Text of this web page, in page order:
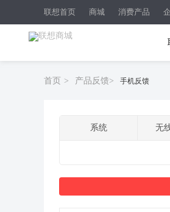
联想首页 商城 消费产品
首页 > 产品反馈> 手机反馈
系统 无